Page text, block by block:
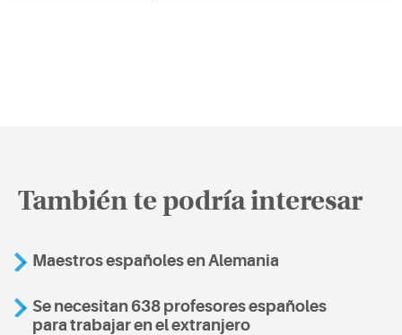
También te podría interesar
Maestros españoles en Alemania
Se necesitan 638 profesores españoles
para trabajar en el extranjero